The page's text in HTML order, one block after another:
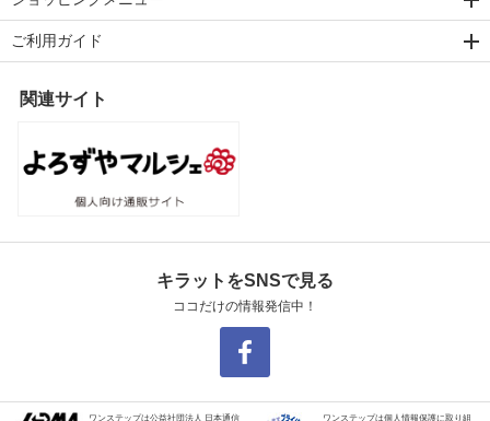
ご利用ガイド
関連サイト
キラットをSNSで見る
ココだけの情報発信中！
ワンステップは公益社団法人 日本通信 ワンステップは個人情報保護に取り組